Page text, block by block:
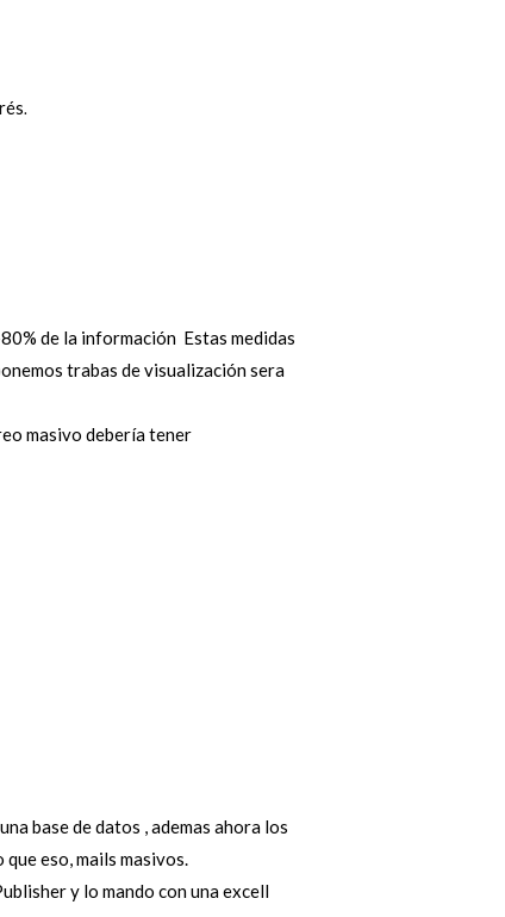
.
de la información Estas medidas
trabas de visualización sera
masivo debería tener
base de datos , ademas ahora los
eso, mails masivos.
y lo mando con una excell